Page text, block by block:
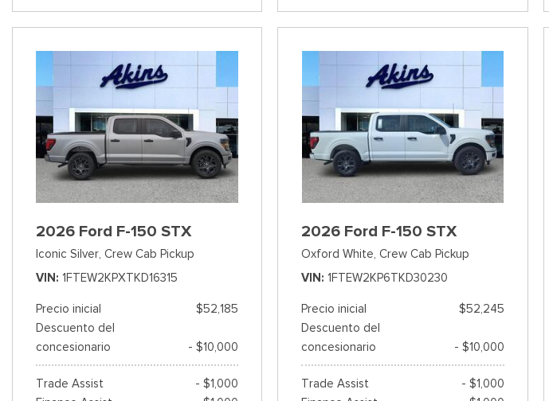
2026 Ford F-150 STX
Iconic Silver, Crew Cab Pickup
VIN 1FTEW2KPXTKD16315
Precio inicial
$52,185
Descuento del
concesionario
- $10,000
Trade Assist
- $1,000
2026 Ford F-150 STX
Oxford White, Crew Cab Pickup
VIN 1FTEW2KP6TKD30230
Precio inicial
$52,245
Descuento del
concesionario
- $10,000
Trade Assist
- $1,000